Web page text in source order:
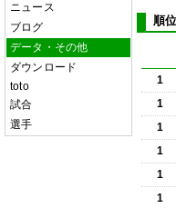
ニュース
ブログ
データ・その他
ダウンロード
toto
試合
選手
順
1
1
1
1
1
1